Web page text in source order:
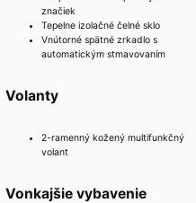
značiek
Tepelne izolačné čelné sklo
Vnútorné spätné zrkadlo s
automatickým stmavovaním
Volanty
2-ramenný kožený multifunkčný
volant
Vonkajšie vybavenie